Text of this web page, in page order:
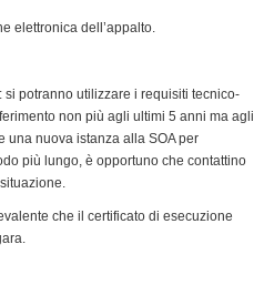
elettronica dell’appalto.
potranno utilizzare i requisiti tecnico-
non più agli ultimi 5 anni ma agli
una nuova istanza alla SOA per
più lungo, è opportuno che contattino
che il certificato di esecuzione